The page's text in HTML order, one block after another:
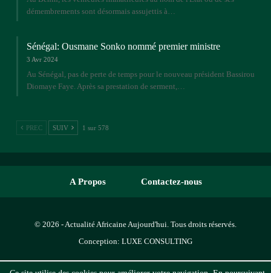
démembrements sont désormais assujettis à…
Sénégal: Ousmane Sonko nommé premier ministre
3 Avr 2024
Au Sénégal, pas de perte de temps pour le nouveau président Bassirou
Diomaye Faye. Après sa prestation de serment,…
PREC SUIV 1 sur 578
A Propos Contactez-nous
© 2026 - Actualité Africaine Aujourd'hui. Tous droits réservés.
Conception: LUXE CONSULTING